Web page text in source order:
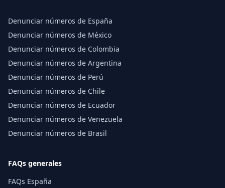
Denunciar números de España
Denunciar números de México
Denunciar números de Colombia
Denunciar números de Argentina
Denunciar números de Perú
Denunciar números de Chile
Denunciar números de Ecuador
Denunciar números de Venezuela
Denunciar números de Brasil
FAQs generales
FAQs España